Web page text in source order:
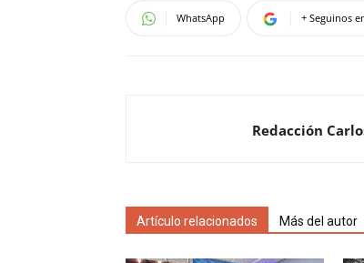
WhatsApp + Seguinos
Redacción
Artículo relacionados Más del autor